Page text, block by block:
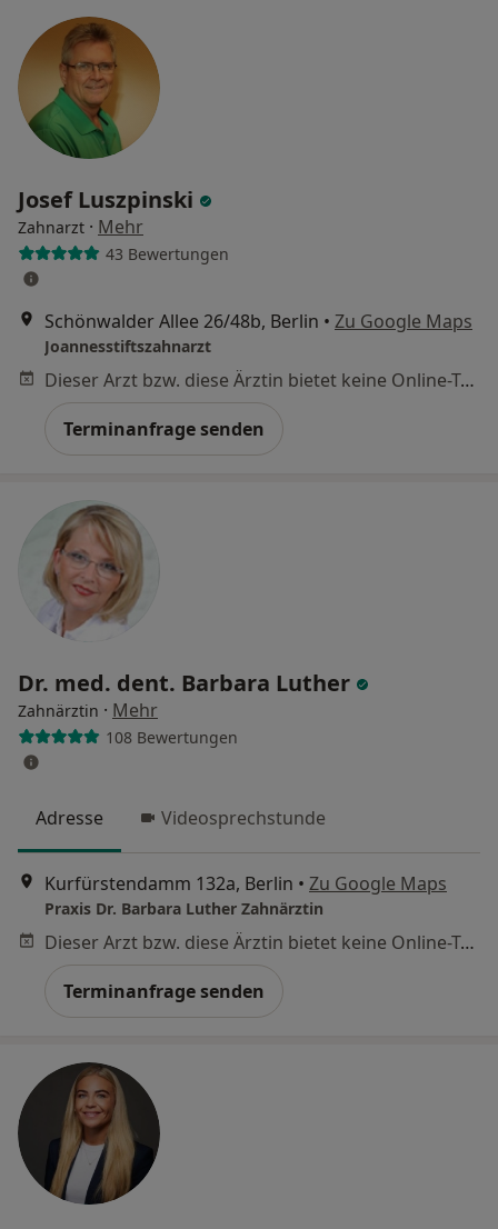
Josef Luszpinski
Zahnarzt · Mehr
43 Bewertungen
Schönwalder Allee 26/48b, Berlin • Zu Google Maps
Joannesstiftszahnarzt
Dieser Arzt bzw. diese Ärztin bietet keine Online-Terminbuchung an diesem Standort an.
Terminanfrage senden
Dr. med. dent. Barbara Luther
Zahnärztin · Mehr
108 Bewertungen
Adresse Videosprechstunde
Kurfürstendamm 132a, Berlin • Zu Google Maps
Praxis Dr. Barbara Luther Zahnärztin
Dieser Arzt bzw. diese Ärztin bietet keine Online-Terminbuchung an diesem Standort an.
Terminanfrage senden